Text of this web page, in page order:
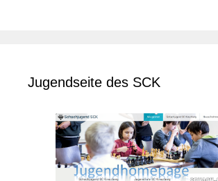
Jugendseite des SCK